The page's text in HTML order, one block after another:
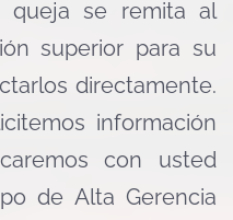
queja se remita al
superior para su
directamente.
información
con usted
de Alta Gerencia